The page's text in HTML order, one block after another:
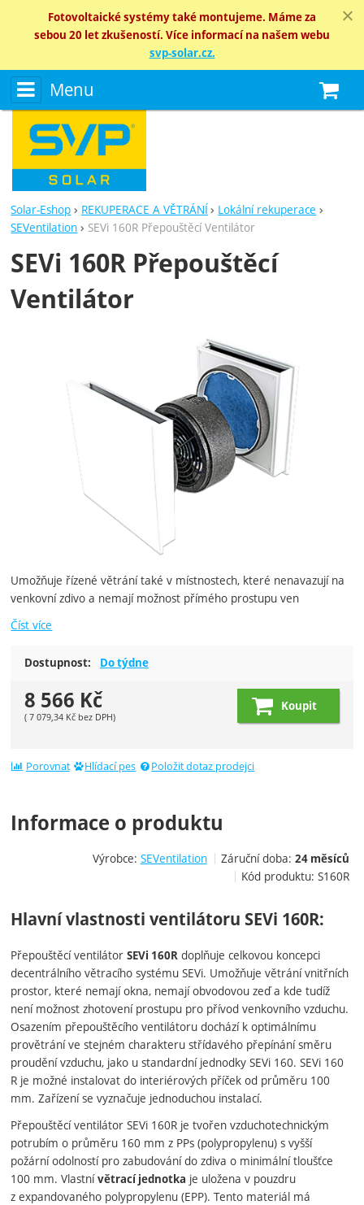
Fotovoltaické systémy také montujeme. Máme za
sebou 20 let zkušeností. Více informací na našem webu
svp-solar.cz.
Menu
Solar-Eshop REKUPERACE A VĚTRÁNÍ
Lokální rekuperace
SEVentilation
SEVi 160R Přepouštěcí Ventilátor
SEVi 160R Přepouštěcí
Ventilátor
Umožňuje řízené větrání také v místnostech, které nenavazují na
venkovní zdivo a nemají možnost přímého prostupu ven
Číst více
Dostupnost: Do týdne
8 566 Kč
( 7 079,34 Kč bez DPH)
Koupit
Porovnat Hlídací pes Položit dotaz prodejci
Informace o produktu
Výrobce: SEVentilation Záruční doba: 24 měsíců
Kód produktu: S160R
Hlavní vlastnosti ventilátoru SEVi 160R:
Přepouštěcí ventilátorSEVi 160R doplňuje celkovou koncepci
decentrálního větracího systému SEVi. Umožňuje větrání vnitřních
prostor, které nemají okna, nemají obvodovou zeď a kde tudíž
není možnost zhotovení prostupu pro přívod venkovního vzduchu.
Osazením přepouštěcího ventilátoru dochází k optimálnímu
provětrání ve stejném charakteru střídavého přepínání směru
proudění vzduchu, jako u standardní jednodky SEVi 160. SEVi 160
R je možné instalovat do interiérových příček od průměru 100
mm. Zařízení se vyznačuje jednoduchou instalací.
Přepouštěcí ventilátor SEVi 160R je tvořen vzduchotechnickým
potrubím o průměru 160 mm z PPs (polypropylenu) s vyšší
požární odolností pro zabudování do zdiva o minimální tloušťce
100 mm. Vlastnívětrací jednotka je uložena v pouzdru
z expandovaného polypropylenu (EPP). Tento materiál má